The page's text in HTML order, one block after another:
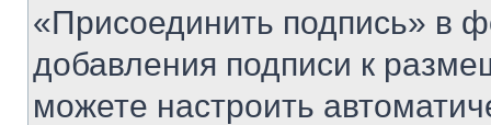
«Присоединить подпись» в
добавления подписи к
можете настроить